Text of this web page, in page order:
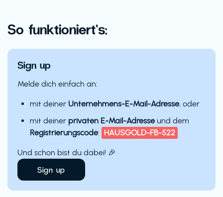
So funktioniert’s:
Sign up
Melde dich einfach an:
mit deiner Unternehmens-E-Mail-Adresse, oder
mit deiner privaten E-Mail-Adresse und dem
Registrierungscode: HAUSGOLD-FB-522
Und schon bist du dabei! 🎉
Sign up